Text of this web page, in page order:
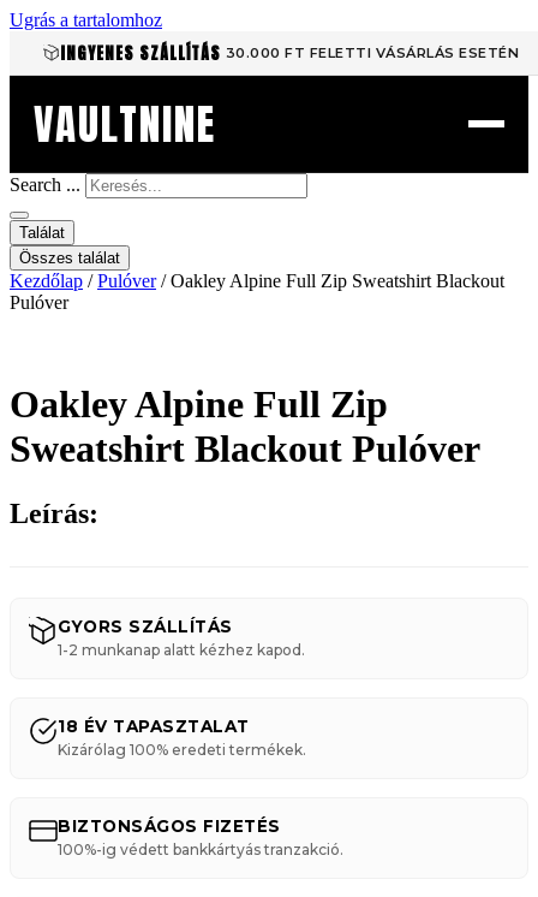
Ugrás a tartalomhoz
INGYENES SZÁLLÍTÁS 30.000 FT FELETTI VÁSÁRLÁS ESETÉN
VAULTNINE
Search ...
Találat
Összes találat
Kezdőlap /Pulóver/ Oakley Alpine Full Zip Sweatshirt Blackout
Pulóver
Oakley Alpine Full Zip
Sweatshirt Blackout Pulóver
Leírás:
GYORS SZÁLLÍTÁS
1-2 munkanap alatt kézhez kapod.
18 ÉV TAPASZTALAT
Kizárólag 100% eredeti termékek.
BIZTONSÁGOS FIZETÉS
100%-ig védett bankkártyás tranzakció.